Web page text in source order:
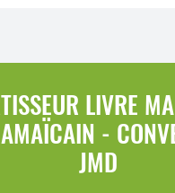
LIVRE
-
JMD